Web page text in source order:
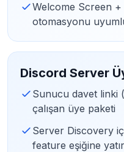
Welcome Screen
otomasyonu
Discord Server
Sunucu davet linki
çalışan üye paketi
Server Discovery
feature eşiğine